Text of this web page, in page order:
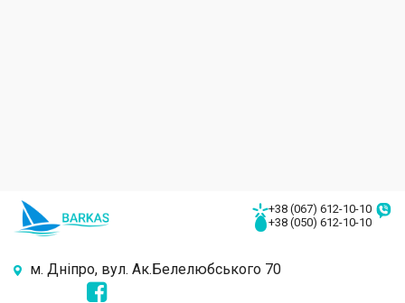
+38 (067) 612-10-10
+38 (050) 612-10-10
м. Дніпро, вул. Ак.Белелюбського 70